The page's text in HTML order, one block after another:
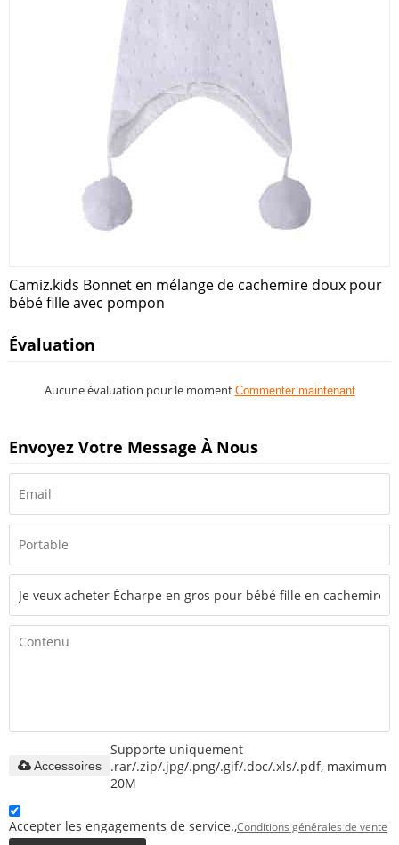
Camiz.kids Bonnet en mélange de cachemire doux pour
bébé fille avec pompon
Évaluation
Aucune évaluation pour le moment Commenter maintenant
Envoyez Votre Message À Nous
Supporte uniquement
.rar/.zip/.jpg/.png/.gif/.doc/.xls/.pdf, maximum
20M
Accessoires
Accepter les engagements de service.,Conditions générales de vente